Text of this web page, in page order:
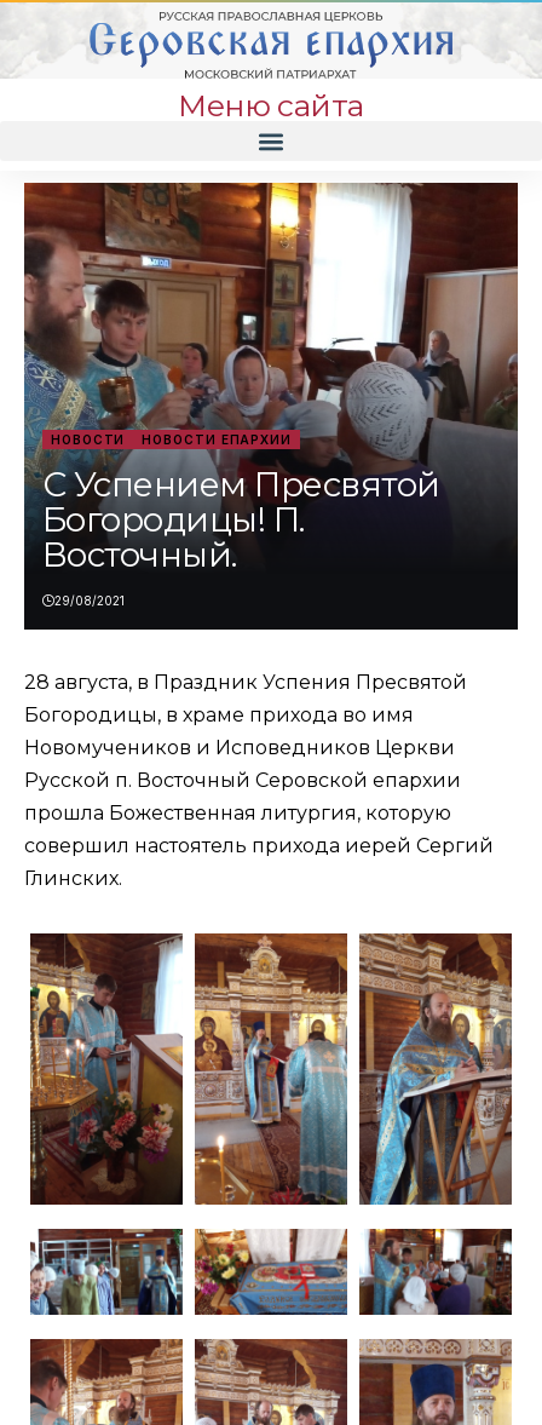
Меню сайта
НОВОСТИ НОВОСТИ ЕПАРХИИ
С Успением Пресвятой
Богородицы! П.
Восточный.
29/08/2021
28 августа, в Праздник Успения Пресвятой
Богородицы, в храме прихода во имя
Новомучеников и Исповедников Церкви
Русской п. Восточный Серовской епархии
прошла Божественная литургия, которую
совершил настоятель прихода иерей Сергий
Глинских.